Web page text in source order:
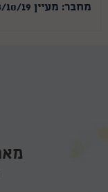
מחבר: מעיין 03/10/19